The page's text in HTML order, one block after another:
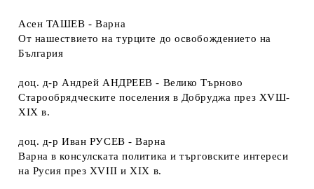
Асен ТАШЕВ - Варна
От нашествието на турците до освобождението на
България
доц. д-р Андрей АНДРЕЕВ - Велико Търново
Старообрядческите поселения в Добруджа през ХVШ-
ХIХ в.
доц. д-р Иван РУСЕВ - Варна
Варна в консулската политика и търговските интереси
на Русия през XVIII и XIX в.